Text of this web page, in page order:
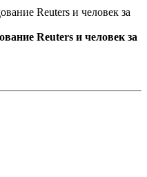
Reuters и человек за